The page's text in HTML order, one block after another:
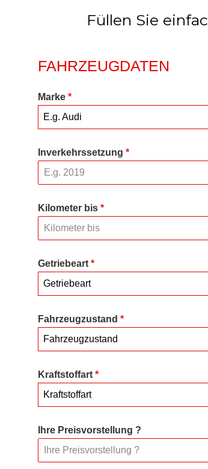
Füllen Sie
FAHRZEUGDATEN
Marke *
E.g. Audi
Inverkehrssetzung *
Kilometer bis *
Getriebeart *
Getriebeart
Fahrzeugzustand *
Fahrzeugzustand
Kraftstoffart *
Kraftstoffart
Ihre Preisvorstellung ?